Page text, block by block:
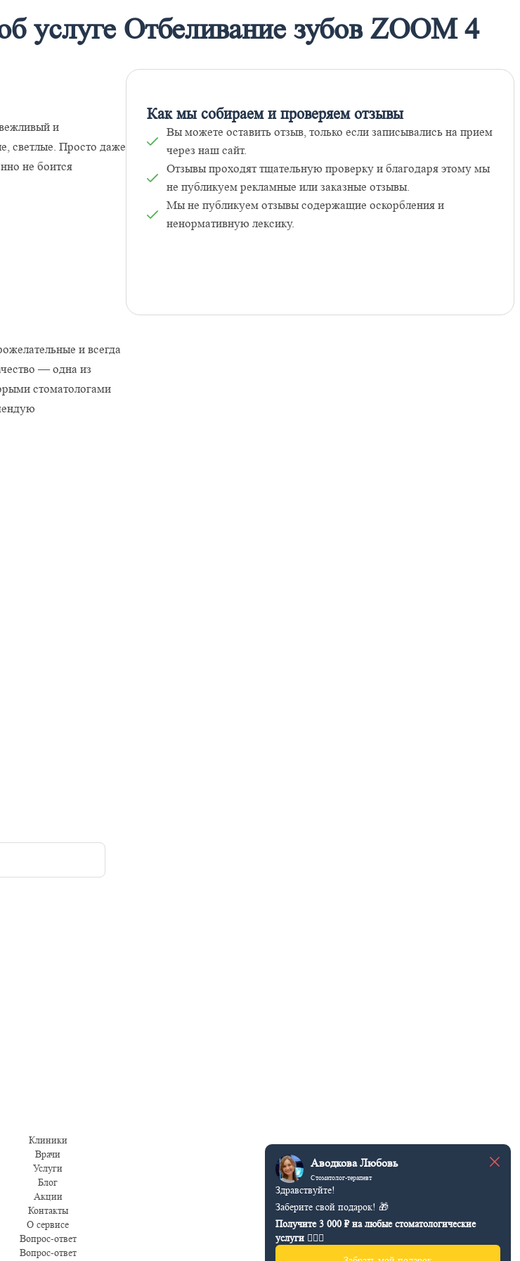
услуге Отбеливание зубов ZOOM 4
и
светлые. Просто даже
не боится
и всегда
— одна из
стоматологами
Как мы собираем и проверяем отзывы
Вы можете оставить отзыв, только если записывались на прием
через наш сайт.
Отзывы проходят тщательную проверку и благодаря этому мы
не публикуем рекламные или заказные отзывы.
Мы не публикуем отзывы содержащие оскорбления и
ненормативную лексику.
Клиники
Врачи
Услуги
Блог
Акции
Контакты
О сервисе
Вопрос-ответ
Вопрос-ответ
Аводкова Любовь
Стоматолог-терапевт
Здравствуйте!
Заберите свой подарок! 🎁
Получите 3 000 ₽ на любые стоматологические
услуги 👩🏻‍⚕️